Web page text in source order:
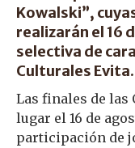
Kowalski”,
realizarán el 16
selectiva de
Culturales Evita.
Las finales de
lugar el 16 de
participación de